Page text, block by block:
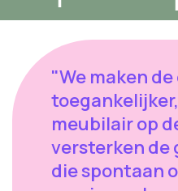
"We maken
meubilair op
versterken de
die spontaan